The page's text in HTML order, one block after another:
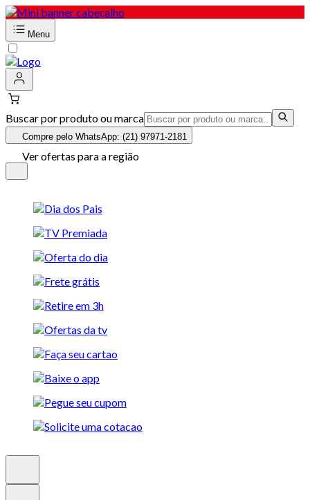
Menu
Buscar por produto ou marca
Compre pelo WhatsApp: (21) 97971-2181
Ver ofertas para a região